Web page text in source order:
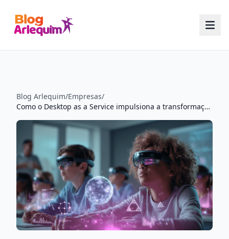
Blog Arlequim/Empresas/
Como o Desktop as a Service impulsiona a transformação digital na educação brasileira